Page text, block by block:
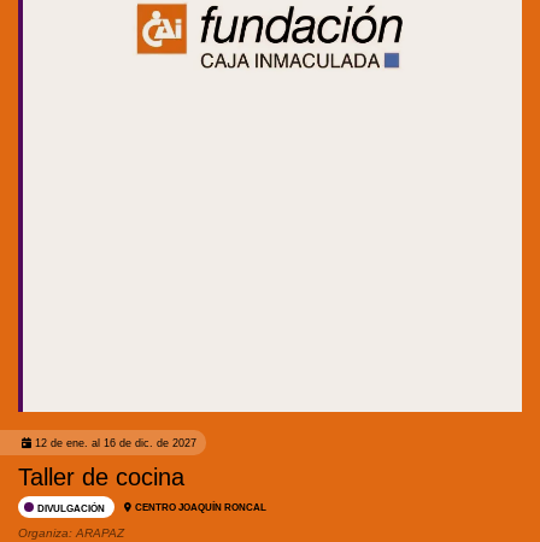
12 de ene. al 16 de dic. de 2027
Taller de cocina
DIVULGACIÓN CENTRO JOAQUÍN RONCAL
Organiza: ARAPAZ